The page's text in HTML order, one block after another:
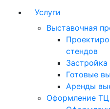
Услуги
Выставочная
стендов
Готовые
Аренды
Оформление